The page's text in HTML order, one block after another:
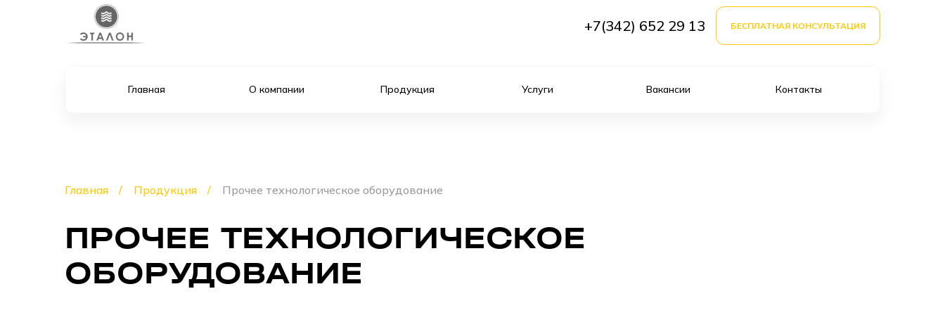
+7(342) 652 29 13 БЕСПЛАТНАЯ КОНСУЛЬТАЦИЯ
Главная О компании Продукция Услуги Вакансии Контакты
Главная Продукция Прочее технологическое оборудование
ПРОЧЕЕ ТЕХНОЛОГИЧЕСКОЕ
ОБОРУДОВАНИЕ